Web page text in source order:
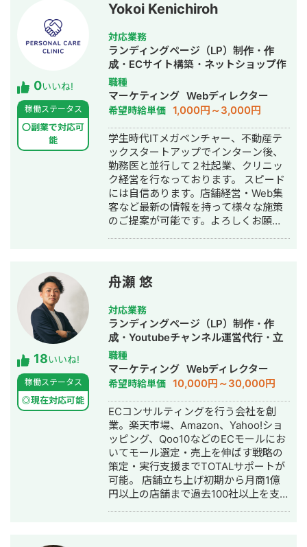
0いいね!
稼働ステータス
〇副業で対応可
能
Yokoi Kenichiroh
対応業務
ランディングページ（LP）制作・作
成・ECサイト構築・ネットショップ作
成代行・新規事業立上・バナー制作・
デザイン・ロゴデザイン・作成・イラ
スト制作・リスティング広告運用代
行・営業代行
職種
マーケティング Webディレクター
希望時給単価 1,000円～3,000円
学生時代ITメガベンチャー、不動産テ
ックスタートアップでインターン後、
勤務医と並行して２社起業、クリニッ
ク経営を行なっております。 スピード
には自信あります。店舗経営・Web集
客など最新の情報を持って様々な施策
のご提案が可能です。よろしくお願い
18いいね!
稼働ステータス
◎現在対応可能
舟瀬 悠
対応業務
ランディングページ（LP）制作・作
成・Youtubeチャンネル運営代行・立
ち上げ・ECサイト構築・ネットショッ
プ作成代行・SEO対策・SNS運用代
行・ホームページ制作・作成・バナー
制作・デザイン・ロゴデザイン・作
成・リスティング広告運用代行・オウ
ンドメディア制作・構築・運用代行・
動画制作・動画編集
職種
マーケティング Webディレクター
希望時給単価 10,000円～30,000円
ECコンサルティングを行う会社を創
業。楽天市場、Amazon、Yahoo!ショ
ッピング、Qoo10などのECモールにお
いてモール選定・売上を伸ばす戦略の
策定・実行支援までTOTALサポートが
可能。 店舗立ち上げ初期から月商1億
円以上の店舗まで過去100社以上を支援